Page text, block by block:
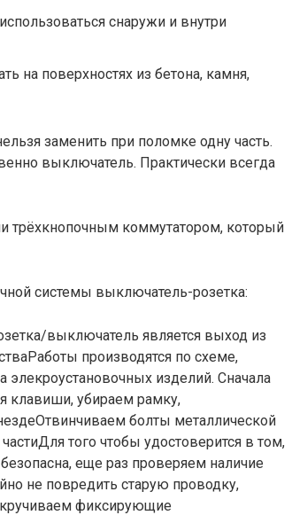
снаружи и внутри
на поверхностях из бетона, камня,
заменить при поломке одну часть.
выключатель. Практически всегда
трёхкнопочным коммутатором, который
системы выключатель-розетка:
выключатель является выход из
производятся по схеме,
изделий. Сначала
клавиши, убираем рамку,
болты металлической
того чтобы удостоверится в том,
еще раз проверяем наличие
не повредить старую проводку,
фиксирующие